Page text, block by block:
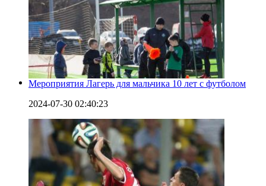
Мероприятия Лагерь для мальчика 10 лет с футболом
2024-07-30 02:40:23